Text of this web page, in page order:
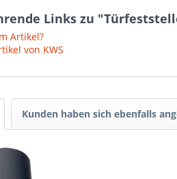
Links zu
Artikel?
von KWS
Kunden haben sich ebenfalls